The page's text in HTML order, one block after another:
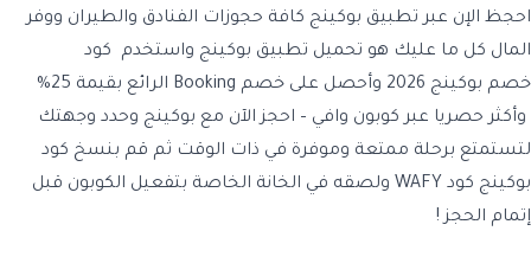
احجظ الإن عبر تطبيق بوكينج كافة حجوزات الفنادق والطيران ووفر
المال كل ما عليك هو تحميل تطبيق بوكينج واستخدم كود
خصم بوكينج 2026
وأحصل على خصم Booking
الرائع بقيمة 25%
وأكثر حصريا عبر كوبون وافي – احجز الآن مع بوكينج وحدد وجهتك
لتستمتع برحلة ممتعة وموفرة في ذات الوقت ثم قم بنسخ كود
بوكينج كود WAFY
ولصقه في الخانة الخاصة بتفعيل الكوبون قبل
إتمام الحجز!